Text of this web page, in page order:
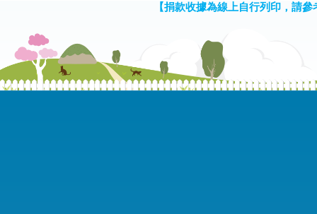
【捐款收據為線上自行列印，請參